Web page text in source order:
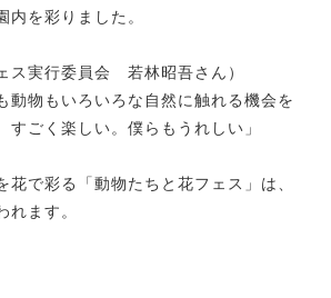
内を彩りました。
ス実行委員会 若林昭吾さん）
動物もいろいろな自然に触れる機会を
すごく楽しい。僕らもうれしい」
花で彩る「動物たちと花フェス」は、
れます。